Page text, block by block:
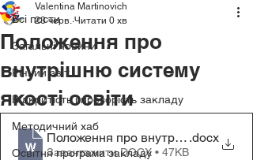
Всі пости
Загальні новини
Річний звіт
Відкритість і прозорість закладу
Методичний хаб
Освітня програма закладу
Положення про
внутрішню систему
якості освіти
Valentina Martinovich
23 черв. Читати 0 хв
Положення про внутрішню систему
.docx
Завантажити DOCX • 47KB